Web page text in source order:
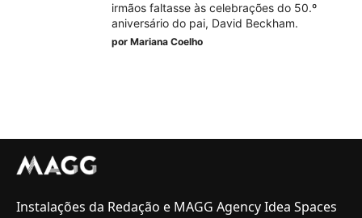
irmãos faltasse às celebrações do 50.º
aniversário do pai, David Beckham.
por Mariana Coelho
Instalações da Redação e MAGG Agency Idea Spaces